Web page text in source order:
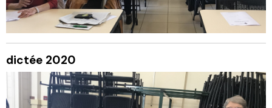
dictée 2020